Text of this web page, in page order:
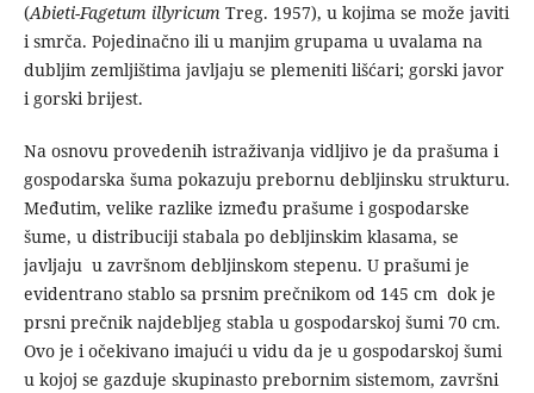
(Abieti-Fagetum illyricum Treg. 1957), u kojima se može javiti
i smrča. Pojedinačno ili u manjim grupama u uvalama na
dubljim zemljištima javljaju se plemeniti lišćari; gorski javor
i gorski brijest.
Na osnovu provedenih istraživanja vidljivo je da prašuma i
gospodarska šuma pokazuju prebornu debljinsku strukturu.
Međutim, velike razlike između prašume i gospodarske
šume, u distribuciji stabala po debljinskim klasama, se
javljaju u završnom debljinskom stepenu. U prašumi je
evidentrano stablo sa prsnim prečnikom od 145 cm dok je
prsni prečnik najdebljeg stabla u gospodarskoj šumi 70 cm.
Ovo je i očekivano imajući u vidu da je u gospodarskoj šumi
u kojoj se gazduje skupinasto prebornim sistemom, završni